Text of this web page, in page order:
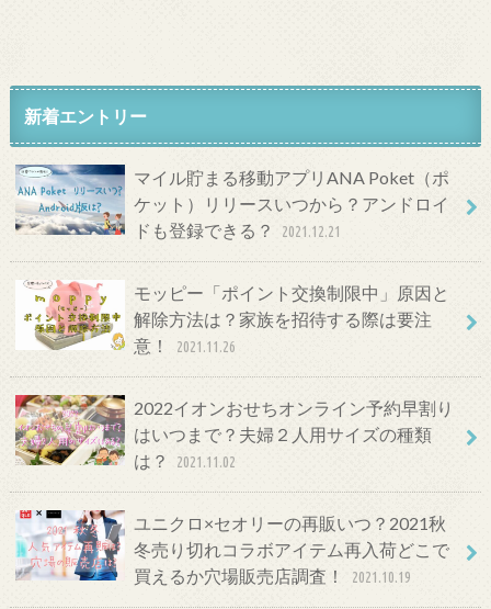
新着エントリー
マイル貯まる移動アプリANA Poket（ポ
ケット）リリースいつから？アンドロイ
ドも登録できる？
2021.12.21
モッピー「ポイント交換制限中」原因と
解除方法は？家族を招待する際は要注
意！
2021.11.26
2022イオンおせちオンライン予約早割り
はいつまで？夫婦２人用サイズの種類
は？
2021.11.02
ユニクロ×セオリーの再販いつ？2021秋
冬売り切れコラボアイテム再入荷どこで
買えるか穴場販売店調査！
2021.10.19